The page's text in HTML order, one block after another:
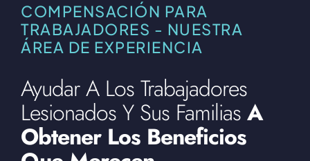
COMPENSACIÓN PARA
TRABAJADORES - NUESTRA
ÁREA DE EXPERIENCIA
Ayudar A Los Trabajadores
Lesionados Y Sus FamiliasA
Obtener Los Beneficios